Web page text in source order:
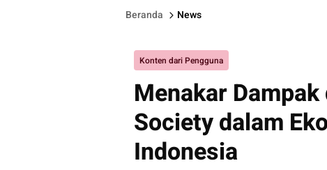
Beranda News
Konten dari Pengguna
Menakar
Society dalam
Indonesia